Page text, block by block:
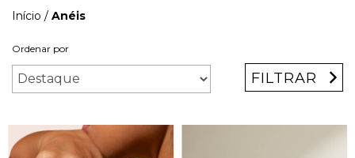
Início / Anéis
Ordenar por
FILTRAR